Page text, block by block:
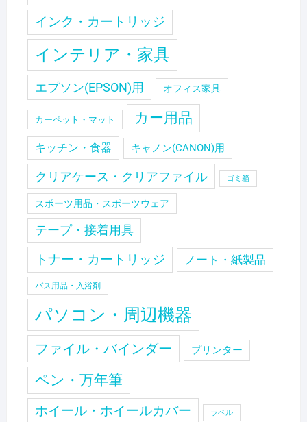
インク・カートリッジ
インテリア・家具
エプソン(EPSON)用 オフィス家具
カーペット・マット カー用品
キッチン・食器 キャノン(CANON)用
クリアケース・クリアファイル ゴミ箱
スポーツ用品・スポーツウェア
テープ・接着用具
トナー・カートリッジ ノート・紙製品
バス用品・入浴剤
パソコン・周辺機器
ファイル・バインダー プリンター
ペン・万年筆
ホイール・ホイールカバー ラベル